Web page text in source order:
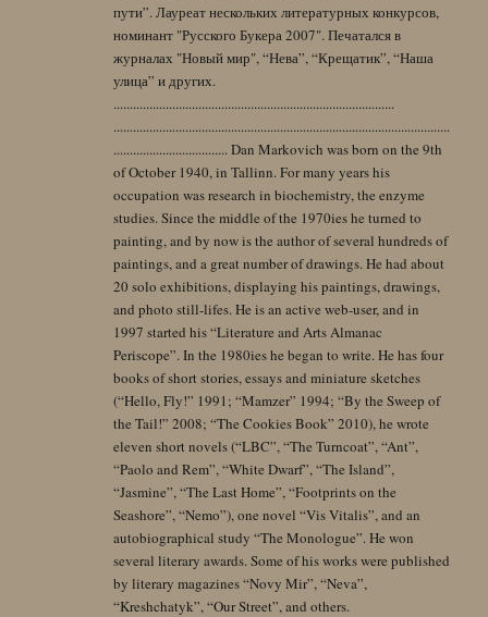
пути”. Лауреат нескольких литературных конкурсов,
номинант "Русского Букера 2007". Печатался в
журналах "Новый мир", “Нева”, “Крещатик”, “Наша
улица” и других.
......................................................................................
.......................................................................................................
................................... Dan Markovich was born on the 9th
of October 1940, in Tallinn. For many years his
occupation was research in biochemistry, the enzyme
studies. Since the middle of the 1970ies he turned to
painting, and by now is the author of several hundreds of
paintings, and a great number of drawings. He had about
20 solo exhibitions, displaying his paintings, drawings,
and photo still-lifes. He is an active web-user, and in
1997 started his “Literature and Arts Almanac
Periscope”. In the 1980ies he began to write. He has four
books of short stories, essays and miniature sketches
(“Hello, Fly!” 1991; “Mamzer” 1994; “By the Sweep of
the Tail!” 2008; “The Cookies Book” 2010), he wrote
eleven short novels (“LBC”, “The Turncoat”, “Ant”,
“Paolo and Rem”, “White Dwarf”, “The Island”,
“Jasmine”, “The Last Home”, “Footprints on the
Seashore”, “Nemo”), one novel “Vis Vitalis”, and an
autobiographical study “The Monologue”. He won
several literary awards. Some of his works were published
by literary magazines “Novy Mir”, “Neva”,
“Kreshchatyk”, “Our Street”, and others.